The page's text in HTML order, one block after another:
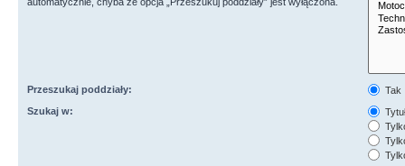
Przeszukaj poddziały:
Tak
Szukaj w: